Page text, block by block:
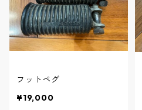
フットペグ
¥19,000